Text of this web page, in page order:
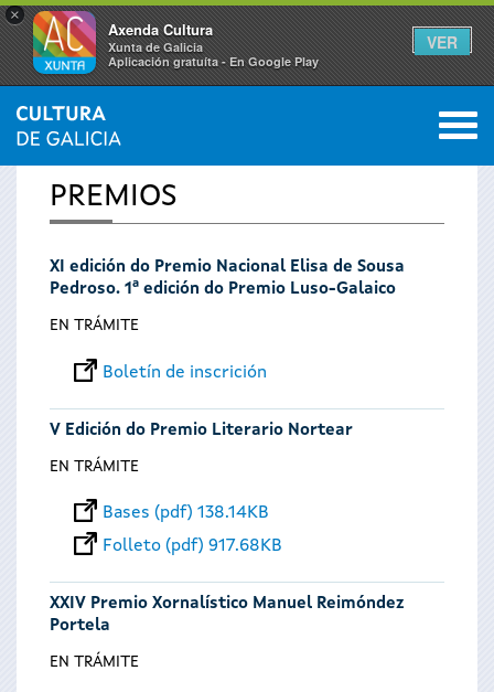
×
Axenda Cultura
Xunta de Galicia
Aplicación gratuíta - En Google Play
VER
Vostede
está
aquí
INICIO 0
PREMIOS
XI edición do Premio Nacional Elisa de Sousa
Pedroso. 1ª edición do Premio Luso-Galaico
EN TRÁMITE
Boletín de inscrición
V Edición do Premio Literario Nortear
EN TRÁMITE
Bases (pdf) 138.14KB
Folleto (pdf) 917.68KB
XXIV Premio Xornalístico Manuel Reimóndez
Portela
EN TRÁMITE